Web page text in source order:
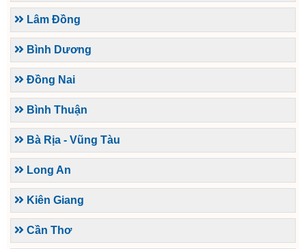
Lâm Đồng
Bình Dương
Đồng Nai
Bình Thuận
Bà Rịa - Vũng Tàu
Long An
Kiên Giang
Cần Thơ